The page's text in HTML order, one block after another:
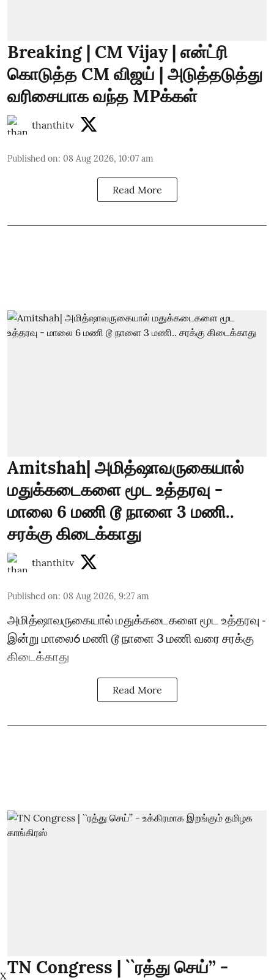
Breaking | CM Vijay | என்ட்ரி
கொடுத்த CM விஜய் | அடுத்தடுத்து
வரிசையாக வந்த MPக்கள்
thanthitv
Published on: 08 Aug 2026, 10:07 am
Read More
Amitshah| அமித்ஷாவருகையால்
மதுக்கடைகளை மூட உத்தரவு -
மாலை 6 மணி டூ நாளை 3 மணி..
சரக்கு கிடைக்காது
thanthitv
Published on: 08 Aug 2026, 9:27 am
அமித்ஷாவருகையால் மதுக்கடைகளை மூட உத்தரவு -
இன்று மாலை6 மணி டூ நாளை 3 மணி வரை சரக்கு
கிடைக்காது
Read More
TN Congress | ``ரத்து செய்’’ -
X